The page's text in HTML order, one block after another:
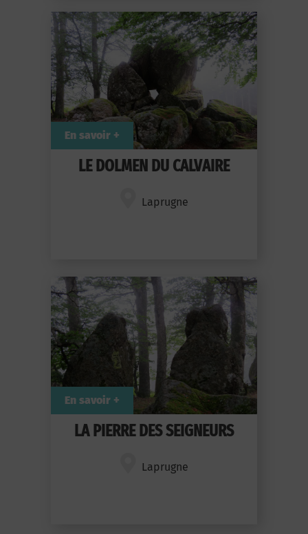
LE DOLMEN DU CALVAIRE
Laprugne
En savoir +
LA PIERRE DES SEIGNEURS
Laprugne
En savoir +